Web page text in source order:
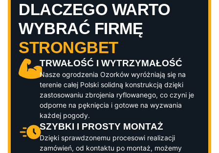
DLACZEGO WARTO
WYBRAĆ FIRMĘ
STRONGBET
TRWAŁOŚĆ I WYTRZYMAŁOŚĆ
Nasze ogrodzenia Ozorków wyróżniają się na
terenie całej Polski solidną konstrukcją dzięki
zastosowaniu zbrojenia ryflowanego, co czyni je
odporne na pęknięcia i gotowe na wyzwania
każdej pogody.
SZYBKI I PROSTY MONTAŻ
Dzięki sprawdzonemu procesowi realizacji
zamówień, od kontaktu po montaż, możemy